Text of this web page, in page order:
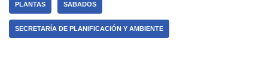
PLANTAS SABADOS
SECRETARÍA DE PLANIFICACIÓN Y AMBIENTE